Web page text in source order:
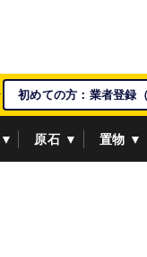
初めての方：業者登録（
▼ 原石 ▼ 置物 ▼